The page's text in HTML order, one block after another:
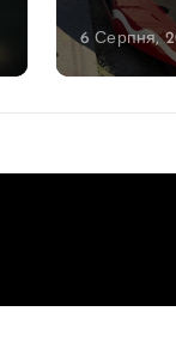
6 Серпня,